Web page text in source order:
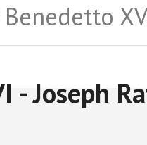
- Joseph